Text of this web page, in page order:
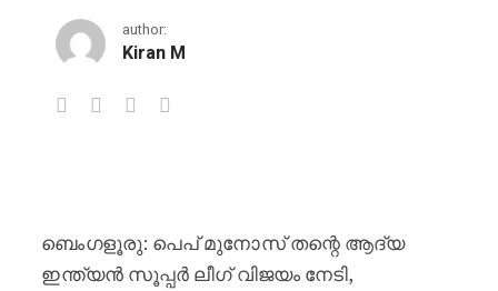
author:
Kiran M
ബെംഗളൂരു: പെപ് മുനോസ് തന്റെ ആദ്യ
ഇന്ത്യൻ സൂപ്പർ ലീഗ് വിജയം നേടി,